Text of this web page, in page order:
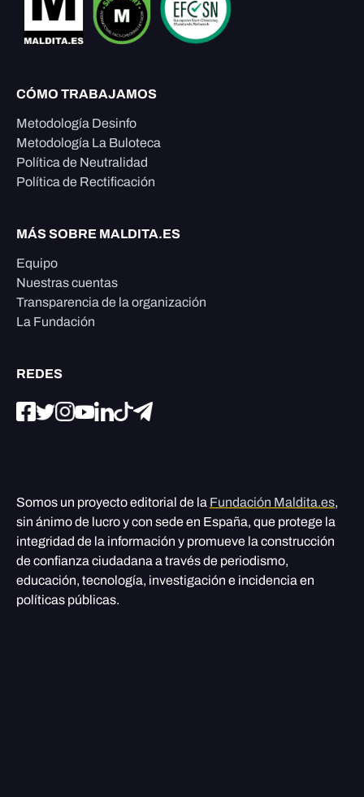
CÓMO TRABAJAMOS
Metodología Desinfo
Metodología La Buloteca
Política de Neutralidad
Política de Rectificación
MÁS SOBRE MALDITA.ES
Equipo
Nuestras cuentas
Transparencia de la organización
La Fundación
REDES
Somos un proyecto editorial de la Fundación Maldita.es,
sin ánimo de lucro y con sede en España, que protege la
integridad de la información y promueve la construcción
de confianza ciudadana a través de periodismo,
educación, tecnología, investigación e incidencia en
políticas públicas.